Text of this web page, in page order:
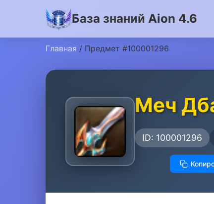
База знаний Aion 4.6
Главная / Предмет #100001296
Меч
ID: 100001296